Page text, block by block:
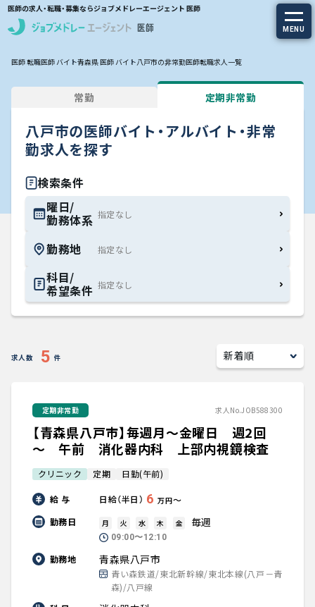
医師の求人・転職・募集ならジョブメドレーエージェント 医師
MENU
求人を探す
常勤の求人
定期非常勤の求人
特集から探す
エージェントサービス
エージェントサービスTOP
サービスの流れ
知りたい・聞きたい
転職成功事例
医師の転職マニュアル
データで見る医師の平均年収
医師に役立つ取材記事
医師 転職医師 バイト青森県 医師 バイト八戸市の非常勤医師転職求人一覧
常勤 定期非常勤
八戸市の医師バイト・アルバイト・非常
勤求人を探す
検索条件
曜日/
勤務体系
勤務地
科目/
希望条件
求人数 5 件
定期非常勤 求人No.JOB588300
【青森県八戸市】毎週月～金曜日 週2回
～ 午前 消化器内科 上部内視鏡検査
クリニック 定期 日勤(午前)
給 与 日給（半日） 6 万円〜
勤務日
月 火 水 木 金 毎週
09:00〜12:10
勤務地 青森県八戸市
青い森鉄道/東北新幹線/東北本線(八戸－青
森)/八戸線